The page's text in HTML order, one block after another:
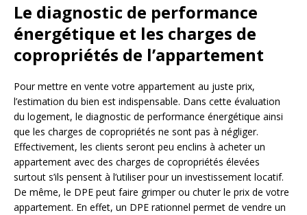
Le diagnostic de performance
énergétique et les charges de
copropriétés de l’appartement
Pour mettre en vente votre appartement au juste prix,
l’estimation du bien est indispensable. Dans cette évaluation
du logement, le diagnostic de performance énergétique ainsi
que les charges de copropriétés ne sont pas à négliger.
Effectivement, les clients seront peu enclins à acheter un
appartement avec des charges de copropriétés élevées
surtout s’ils pensent à l’utiliser pour un investissement locatif.
De même, le DPE peut faire grimper ou chuter le prix de votre
appartement. En effet, un DPE rationnel permet de vendre un